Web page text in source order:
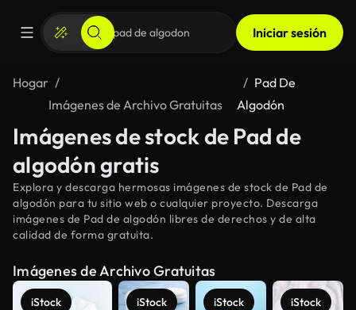
Iniciar sesión
Hogar
Imágenes de Archivo Gratuitas
Pad De
Algodón
Imágenes de stock de Pad de
algodón gratis
Explora y descarga hermosas imágenes de stock de Pad de
algodón para tu sitio web o cualquier proyecto. Descarga
imágenes de Pad de algodón libres de derechos y de alta
calidad de forma gratuita.
Imágenes de Archivo Gratuitas
iStock iStock iStock iStock